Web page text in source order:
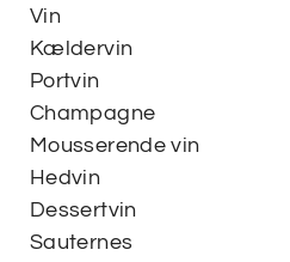
Vin
Kældervin
Portvin
Champagne
Mousserende vin
Hedvin
Dessertvin
Sauternes